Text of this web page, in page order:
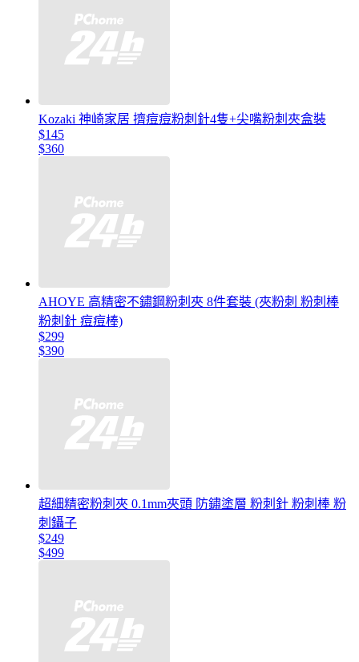
Kozaki 神崎家居 擠痘痘粉刺針4隻+尖嘴粉刺夾盒裝
$145
$360
AHOYE 高精密不鏽鋼粉刺夾 8件套裝 (夾粉刺 粉刺棒
粉刺針 痘痘棒)
$299
$390
超細精密粉刺夾 0.1mm夾頭 防鏽塗層 粉刺針 粉刺棒 粉
刺鑷子
$249
$499